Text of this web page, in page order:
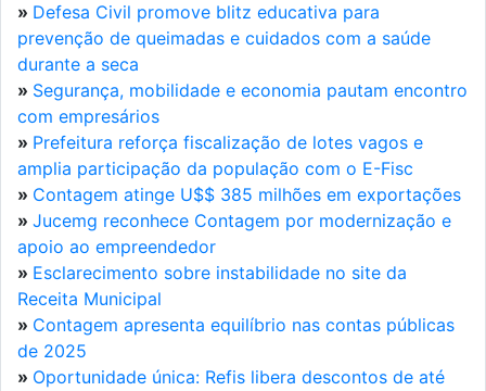
» Defesa Civil promove blitz educativa para
prevenção de queimadas e cuidados com a saúde
durante a seca
» Segurança, mobilidade e economia pautam encontro
com empresários
» Prefeitura reforça fiscalização de lotes vagos e
amplia participação da população com o E-Fisc
» Contagem atinge U$$ 385 milhões em exportações
» Jucemg reconhece Contagem por modernização e
apoio ao empreendedor
» Esclarecimento sobre instabilidade no site da
Receita Municipal
» Contagem apresenta equilíbrio nas contas públicas
de 2025
» Oportunidade única: Refis libera descontos de até